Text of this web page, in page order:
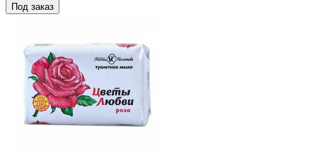
Под заказ